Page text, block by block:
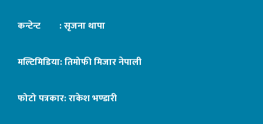
कन्टेन्ट : सृजना थापा
मल्टिमिडिया: तिमोफी मिजार नेपाली
फोटो पत्रकार: राकेश भण्डारी